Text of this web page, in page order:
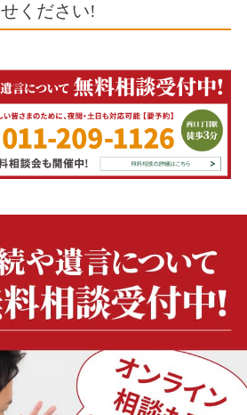
せください!